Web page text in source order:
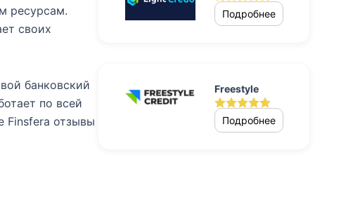
ресурсам.
своих
банковский
по всей
Finsfera отзывы
Подробнее
Freestyle
Подробнее